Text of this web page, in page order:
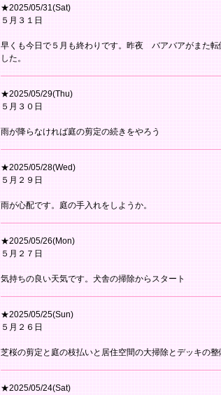
★2025/05/31(Sat)
５月３１日
早くも今日で５月も終わりです。昨夜 バアバアがまた
した。
★2025/05/29(Thu)
５月３０日
雨が降らなければ庭の剪定の続きをやろう
★2025/05/28(Wed)
５月２９日
雨が心配です。庭の手入れをしようか。
★2025/05/26(Mon)
５月２７日
気持ちの良い天気です。犬舎の掃除からスタート
★2025/05/25(Sun)
５月２６日
芝桜の剪定と庭の枝払いと居住空間の大掃除とデッキの
★2025/05/24(Sat)